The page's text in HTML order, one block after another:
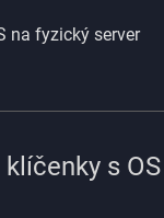
na fyzický server
s OS